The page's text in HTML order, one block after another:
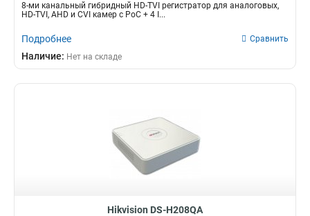
8-ми канальный гибридный HD-TVI регистратор для аналоговых,
HD-TVI, AHD и CVI камер c PoC + 4 I...
Подробнее Сравнить
Наличие: Нет на складе
Hikvision DS-H208QA